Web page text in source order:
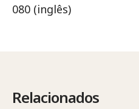
080 (inglês)
Relacionados